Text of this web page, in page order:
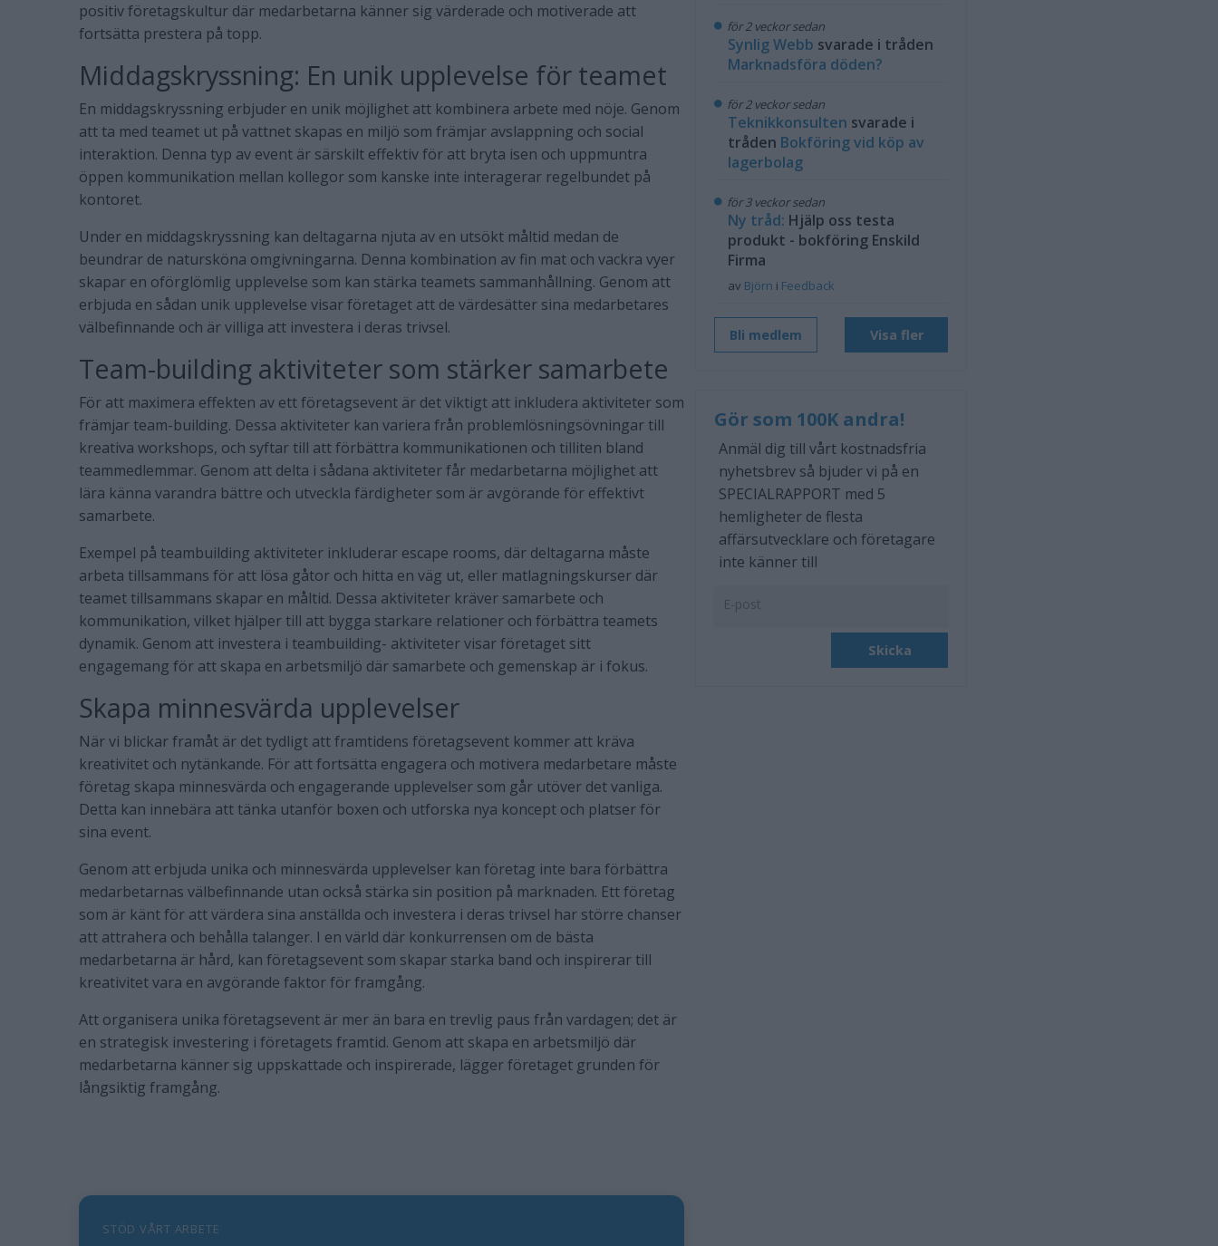
positiv företagskultur där medarbetarna känner sig värderade och motiverade att
fortsätta prestera på topp.
Middagskryssning: En unik upplevelse för teamet
En middagskryssning erbjuder en unik möjlighet att kombinera arbete med nöje. Genom
att ta med teamet ut på vattnet skapas en miljö som främjar avslappning och social
interaktion. Denna typ av event är särskilt effektiv för att bryta isen och uppmuntra
öppen kommunikation mellan kollegor som kanske inte interagerar regelbundet på
kontoret.
Under en middagskryssning kan deltagarna njuta av en utsökt måltid medan de
beundrar de natursköna omgivningarna. Denna kombination av fin mat och vackra vyer
skapar en oförglömlig upplevelse som kan stärka teamets sammanhållning. Genom att
erbjuda en sådan unik upplevelse visar företaget att de värdesätter sina medarbetares
välbefinnande och är villiga att investera i deras trivsel.
Team-building aktiviteter som stärker samarbete
För att maximera effekten av ett företagsevent är det viktigt att inkludera aktiviteter som
främjar team-building. Dessa aktiviteter kan variera från problemlösningsövningar till
kreativa workshops, och syftar till att förbättra kommunikationen och tilliten bland
teammedlemmar. Genom att delta i sådana aktiviteter får medarbetarna möjlighet att
lära känna varandra bättre och utveckla färdigheter som är avgörande för effektivt
samarbete.
Exempel på teambuilding aktiviteter inkluderar escape rooms, där deltagarna måste
arbeta tillsammans för att lösa gåtor och hitta en väg ut, eller matlagningskurser där
teamet tillsammans skapar en måltid. Dessa aktiviteter kräver samarbete och
kommunikation, vilket hjälper till att bygga starkare relationer och förbättra teamets
dynamik. Genom att investera i teambuilding- aktiviteter visar företaget sitt
engagemang för att skapa en arbetsmiljö där samarbete och gemenskap är i fokus.
Skapa minnesvärda upplevelser
När vi blickar framåt är det tydligt att framtidens företagsevent kommer att kräva
kreativitet och nytänkande. För att fortsätta engagera och motivera medarbetare måste
företag skapa minnesvärda och engagerande upplevelser som går utöver det vanliga.
Detta kan innebära att tänka utanför boxen och utforska nya koncept och platser för
sina event.
Genom att erbjuda unika och minnesvärda upplevelser kan företag inte bara förbättra
medarbetarnas välbefinnande utan också stärka sin position på marknaden. Ett företag
som är känt för att värdera sina anställda och investera i deras trivsel har större chanser
att attrahera och behålla talanger. I en värld där konkurrensen om de bästa
medarbetarna är hård, kan företagsevent som skapar starka band och inspirerar till
kreativitet vara en avgörande faktor för framgång.
Att organisera unika företagsevent är mer än bara en trevlig paus från vardagen; det är
en strategisk investering i företagets framtid. Genom att skapa en arbetsmiljö där
medarbetarna känner sig uppskattade och inspirerade, lägger företaget grunden för
långsiktig framgång.
STÖD VÅRT ARBETE
för 2 veckor sedan
Synlig Webb svarade i tråden
Marknadsföra döden?
för 2 veckor sedan
Teknikkonsulten svarade i
tråden Bokföring vid köp av
lagerbolag
för 3 veckor sedan
Ny tråd: Hjälp oss testa
produkt - bokföring Enskild
Firma
av Björn i Feedback
Bli medlem Visa fler
Gör som 100K andra!
Anmäl dig till vårt kostnadsfria
nyhetsbrev så bjuder vi på en
SPECIALRAPPORT med 5
hemligheter de flesta
affärsutvecklare och företagare
inte känner till
Skicka